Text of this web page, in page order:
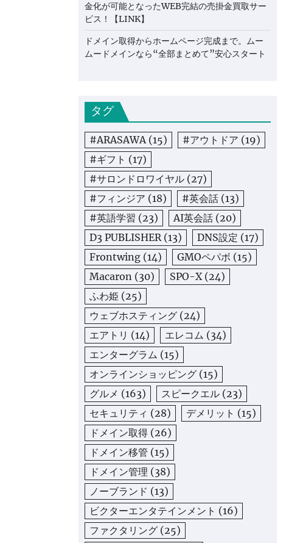
金化が可能となったWEB完結の売掛金買取サー
ビス！【LINK】
ドメイン取得からホームページ完成まで。ムー
ムードメインなら“全部まとめて”安心スタート
タグ
#ARASAWA(15) #アウトドア (19)
#ギフト (17)
#サロンドロワイヤル (27)
#フィンジア (18) #英会話 (13)
#英語学習 (23) AI英会話 (20)
D3 PUBLISHER(13) DNS設定 (17)
Frontwing (14) GMOペパボ (15)
Macaron (30) SPO-X(24)
ふわ姫 (25)
ウェブホスティング (24)
エアトリ (14) エレコム (34)
エンターグラム (15)
オンラインショッピング (15)
グルメ (163) スピークエル (23)
セキュリティ (28) デメリット (15)
ドメイン取得 (26)
ドメイン移管 (15)
ドメイン管理 (38)
ノーブランド (13)
ビクターエンタテインメント (16)
ファクタリング (25)